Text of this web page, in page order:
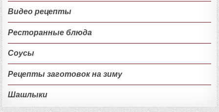
Видео рецепты
Ресторанные блюда
Соусы
Рецепты заготовок на зиму
Шашлыки